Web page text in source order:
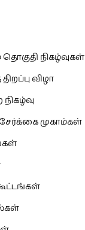
நிகழ்வுகள்
விழா
முகாம்கள்